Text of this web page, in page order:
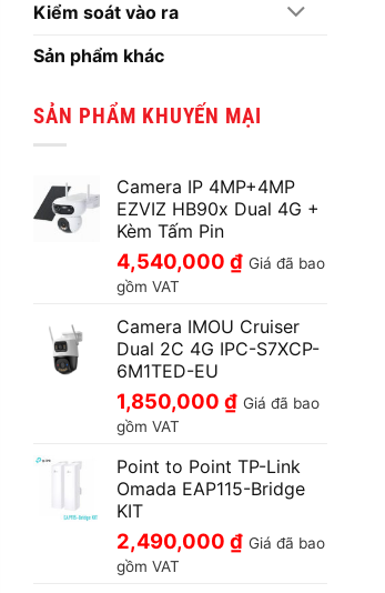
Kiểm soát vào ra
Sản phẩm khác
SẢN PHẨM KHUYẾN MẠI
Camera IP 4MP+4MP
EZVIZ HB90x Dual 4G +
Kèm Tấm Pin
4,540,000 ₫ Giá đã bao
gồm VAT
Camera IMOU Cruiser
Dual 2C 4G IPC-S7XCP-
6M1TED-EU
1,850,000 ₫ Giá đã bao
gồm VAT
Point to Point TP-Link
Omada EAP115-Bridge
KIT
2,490,000 ₫ Giá đã bao
gồm VAT